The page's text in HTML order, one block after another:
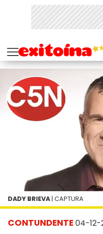
CONTUNDENTE04-12-
DADY BRIEVA | CAPTURA